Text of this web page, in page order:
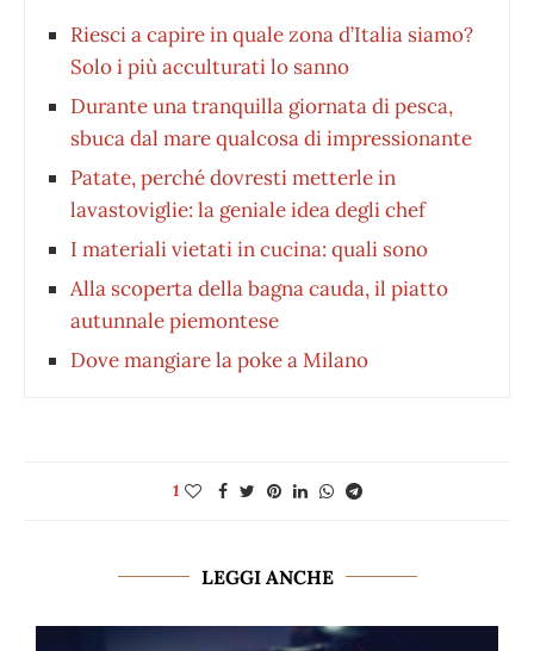
Riesci a capire in quale zona d’Italia siamo?
Solo i più acculturati lo sanno
Durante una tranquilla giornata di pesca,
sbuca dal mare qualcosa di impressionante
Patate, perché dovresti metterle in
lavastoviglie: la geniale idea degli chef
I materiali vietati in cucina: quali sono
Alla scoperta della bagna cauda, il piatto
autunnale piemontese
Dove mangiare la poke a Milano
1
LEGGI ANCHE